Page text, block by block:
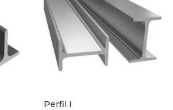
Perfil I